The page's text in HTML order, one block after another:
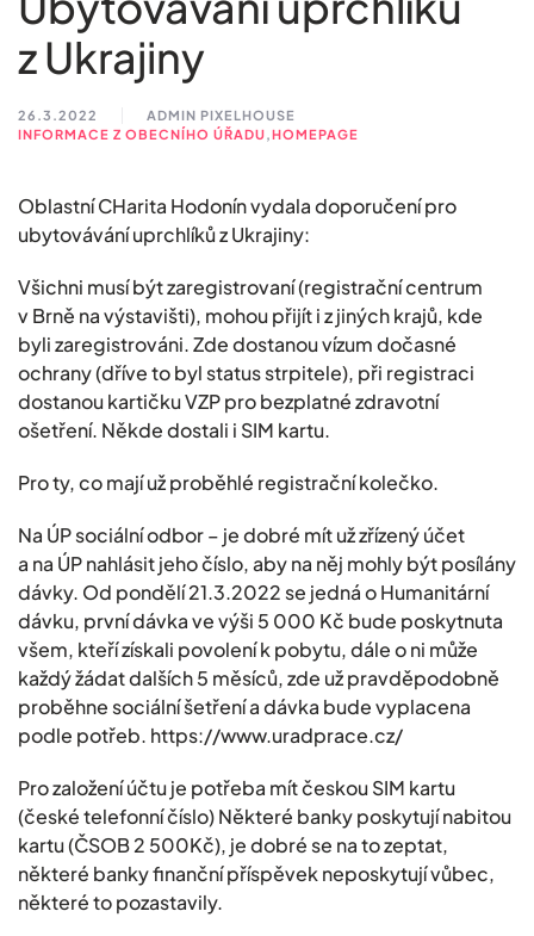
z Ukrajiny
26.3.2022
ADMIN PIXELHOUSE
INFORMACE Z OBECNÍHO ÚŘADU,HOMEPAGE
Oblastní CHarita Hodonín vydala doporučení pro
ubytovávání uprchlíků z Ukrajiny:
Všichni musí být zaregistrovaní (registrační centrum
v Brně na výstavišti), mohou přijít i z jiných krajů, kde
byli zaregistrováni. Zde dostanou vízum dočasné
ochrany (dříve to byl status strpitele), při registraci
dostanou kartičku VZP pro bezplatné zdravotní
ošetření. Někde dostali i SIM kartu.
Pro ty, co mají už proběhlé registrační kolečko.
Na ÚP sociální odbor – je dobré mít už zřízený účet
a na ÚP nahlásit jeho číslo, aby na něj mohly být posílány
dávky. Od pondělí 21.3.2022 se jedná o Humanitární
dávku, první dávka ve výši 5 000 Kč bude poskytnuta
všem, kteří získali povolení k pobytu, dále o ni může
každý žádat dalších 5 měsíců, zde už pravděpodobně
proběhne sociální šetření a dávka bude vyplacena
podle potřeb. https://www.uradprace.cz/
Pro založení účtu je potřeba mít českou SIM kartu
(české telefonní číslo) Některé banky poskytují nabitou
kartu (ČSOB 2 500Kč), je dobré se na to zeptat,
některé banky finanční příspěvek neposkytují vůbec,
některé to pozastavily.